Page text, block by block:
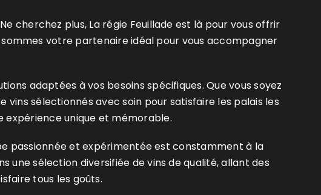
cherchez plus, La régie Feuillade est là pour vous offrir
votre partenaire idéal pour vous accompagner
adaptées à vos besoins spécifiques. Que vous soyez
vins sélectionnés avec soin pour satisfaire les palais les
expérience unique et mémorable.
passionnée et expérimentée est constamment à la
une sélection diversifiée de vins de qualité, allant des
tous les goûts.